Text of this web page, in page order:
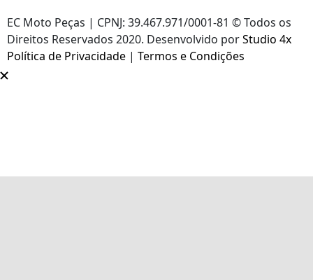
EC Moto Peças | CPNJ: 39.467.971/0001-81 © Todos os
Direitos Reservados 2020. Desenvolvido porStudio 4x
Política de Privacidade | Termos e Condições